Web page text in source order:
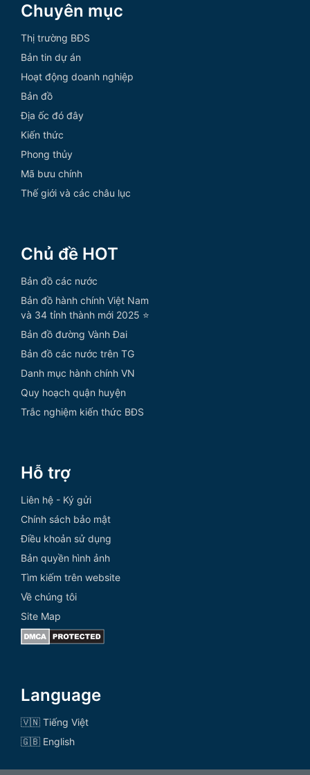
Chuyên mục
Thị trường BĐS
Bản tin dự án
Hoạt động doanh nghiệp
Bản đồ
Địa ốc đó đây
Kiến thức
Phong thủy
Mã bưu chính
Thế giới và các châu lục
Chủ đề HOT
Bản đồ các nước
Bản đồ hành chính Việt Nam
và 34 tỉnh thành mới 2025 ⭐
Bản đồ đường Vành Đai
Bản đồ các nước trên TG
Danh mục hành chính VN
Quy hoạch quận huyện
Trắc nghiệm kiến thức BĐS
Hỗ trợ
Liên hệ - Ký gửi
Chính sách bảo mật
Điều khoản sử dụng
Bản quyền hình ảnh
Tìm kiếm trên website
Về chúng tôi
Site Map
Language
🇻🇳 Tiếng Việt
🇬🇧 English